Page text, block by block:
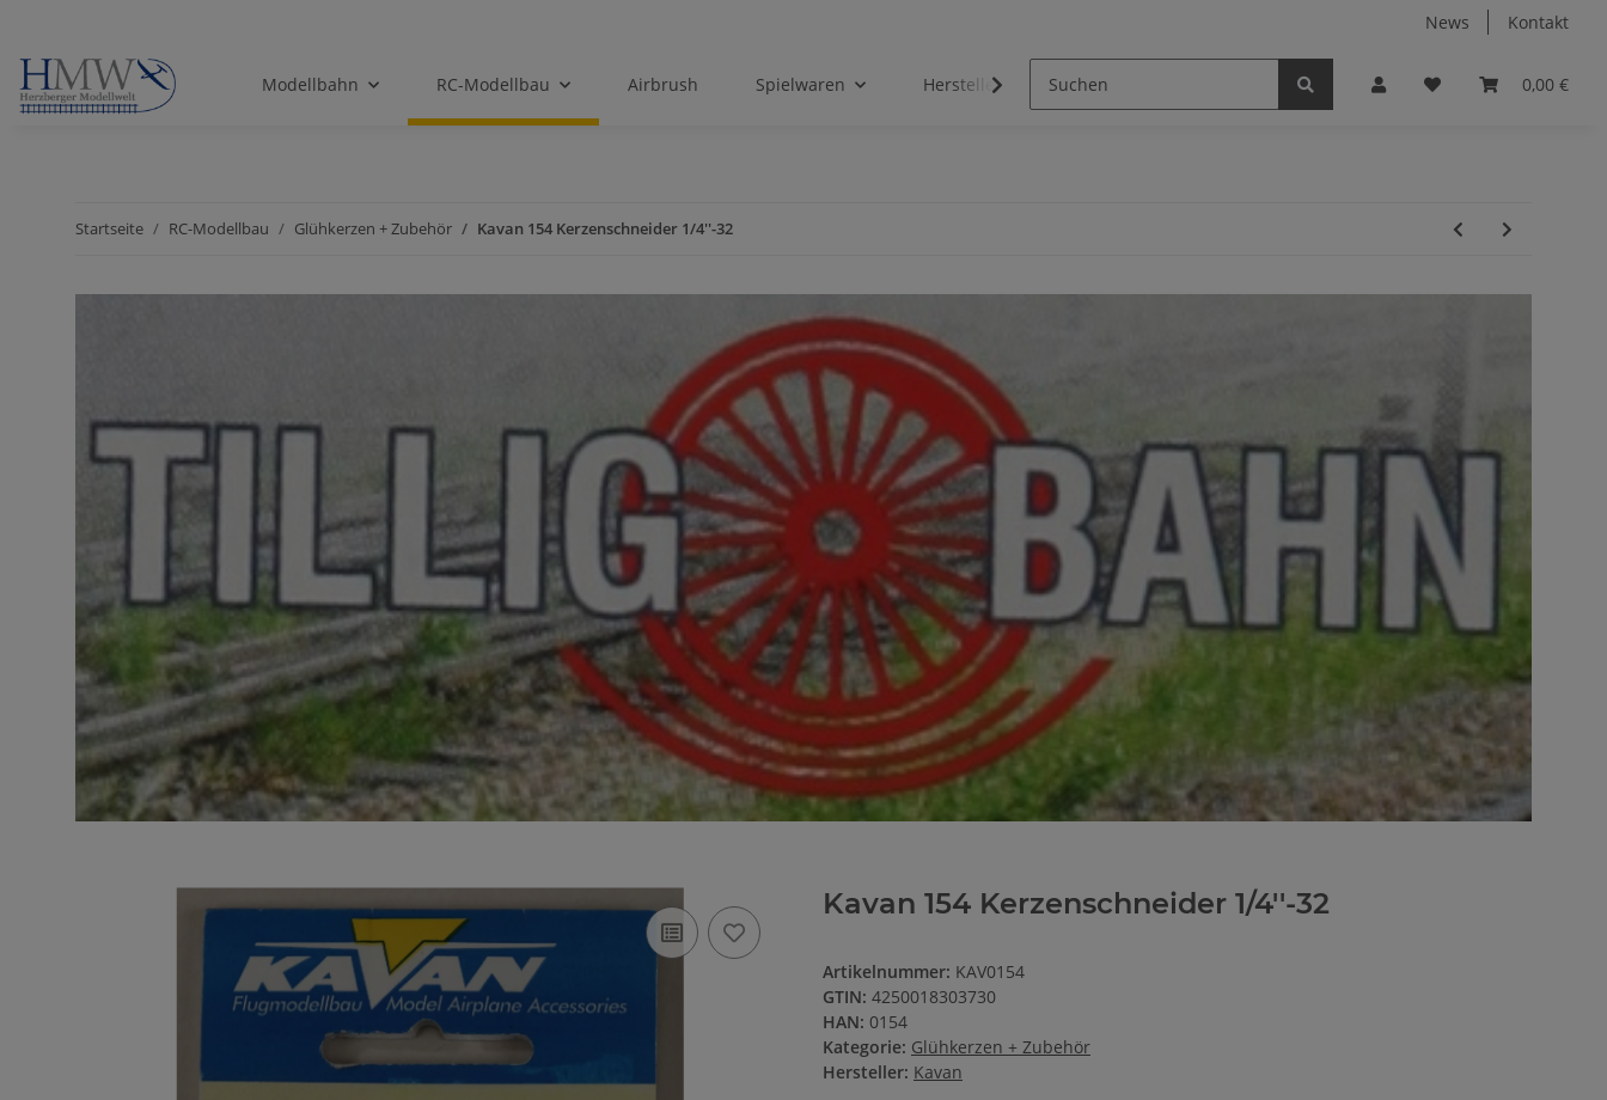
News Kontakt
0,00 €
Modellbahn RC-Modellbau Airbrush Spielwaren Hersteller
Startseite RC-Modellbau Glühkerzen + Zubehör Kavan 154 Kerzenschneider 1/4''-32
Kavan 154 Kerzenschneider 1/4''-32
Artikelnummer: KAV0154
GTIN: 4250018303730
HAN: 0154
Kategorie: Glühkerzen + Zubehör
Hersteller: Kavan